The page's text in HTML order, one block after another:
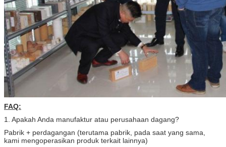
FAQ:
1. Apakah Anda manufaktur atau perusahaan dagang?
Pabrik + perdagangan (terutama pabrik, pada saat yang sama,
kami mengoperasikan produk terkait lainnya)